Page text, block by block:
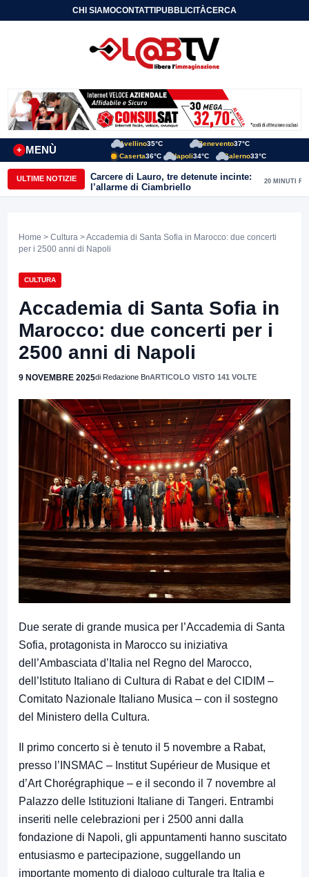
CHI SIAMOCONTATTIPUBBLICITÀCERCA
MENÙ
+
Avellino35°C Benevento37°C
Caserta36°C Napoli34°C Salerno33°C
ULTIME NOTIZIE
Carcere di Lauro, tre detenute incinte:
l’allarme di Ciambriello
20 MINUTI FA
Home > Cultura > Accademia di Santa Sofia in Marocco: due concerti
per i 2500 anni di Napoli
CULTURA
Accademia di Santa Sofia in
Marocco: due concerti per i
2500 anni di Napoli
9 NOVEMBRE 2025di Redazione BnARTICOLO VISTO 141 VOLTE
Due serate di grande musica per l’Accademia di Santa
Sofia, protagonista in Marocco su iniziativa
dell’Ambasciata d’Italia nel Regno del Marocco,
dell’Istituto Italiano di Cultura di Rabat e del CIDIM –
Comitato Nazionale Italiano Musica – con il sostegno
del Ministero della Cultura.
Il primo concerto si è tenuto il 5 novembre a Rabat,
presso l’INSMAC – Institut Supérieur de Musique et
d’Art Chorégraphique – e il secondo il 7 novembre al
Palazzo delle Istituzioni Italiane di Tangeri. Entrambi
inseriti nelle celebrazioni per i 2500 anni dalla
fondazione di Napoli, gli appuntamenti hanno suscitato
entusiasmo e partecipazione, suggellando un
importante momento di dialogo culturale tra Italia e